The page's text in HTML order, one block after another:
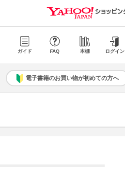
ガイド FAQ 本棚 ログイン
電子書籍のお買い物が初めての方へ